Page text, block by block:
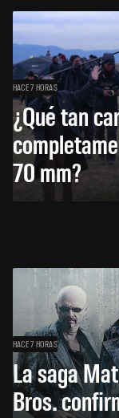
HACE 7 HORAS
¿Qué tan
70 mm?
HACE 7 HORAS
La saga
Bros.